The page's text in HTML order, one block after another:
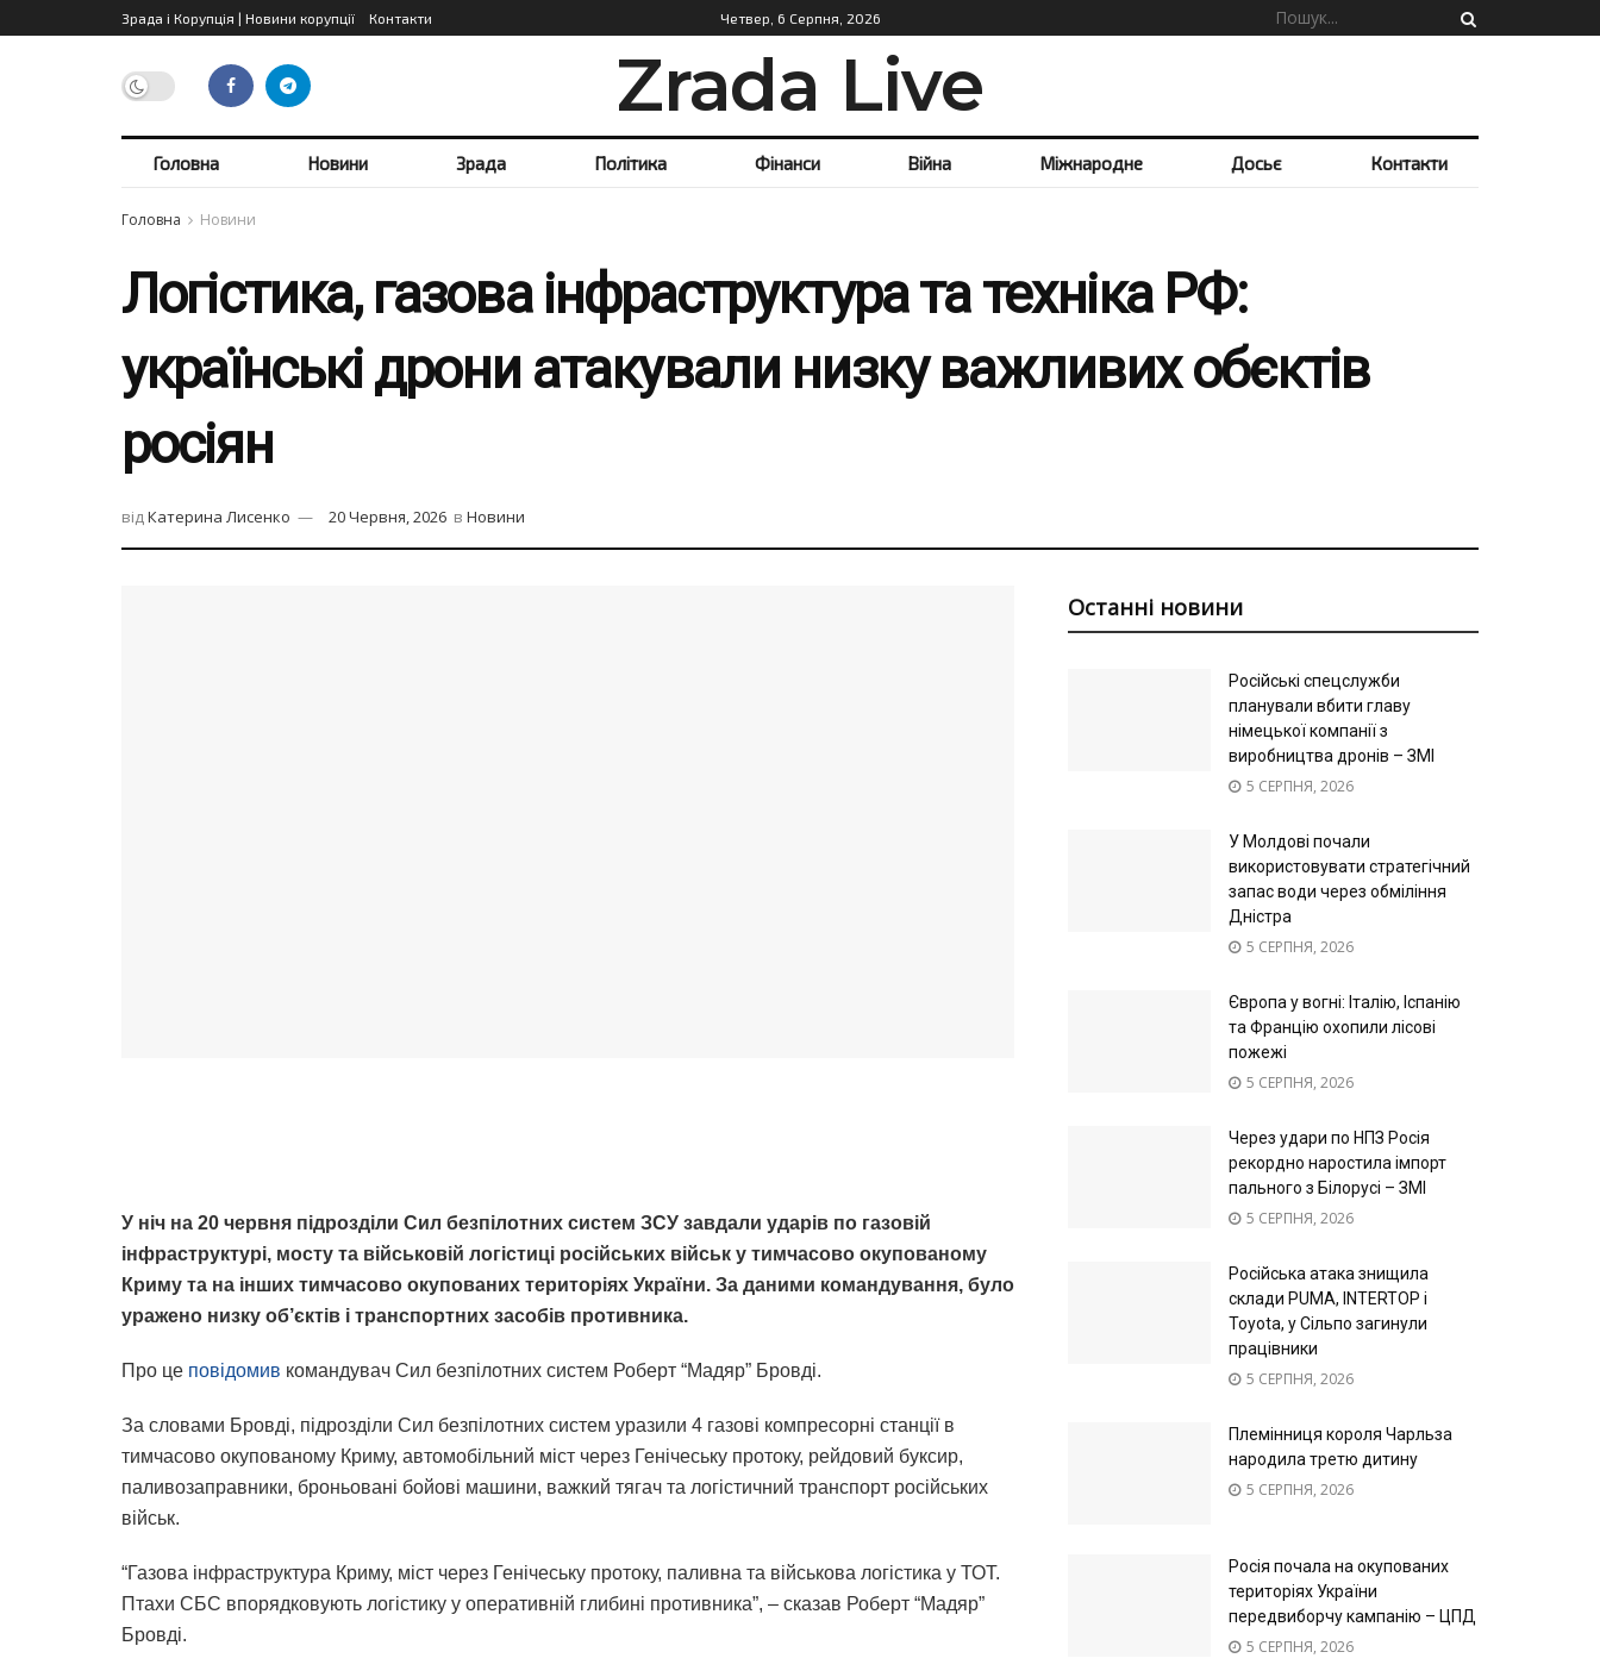
Зрада і Корупція | Новини корупції Контакти Четвер, 6 Серпня, 2026
Zrada Live
Головна Новини Зрада Політика Фінанси Війна Міжнародне Досьє Контакти
Головна Новини
Логістика, газова інфраструктура та техніка РФ:
українські дрони атакували низку важливих обєктів
росіян
відКатерина Лисенко 20 Червня, 2026 в Новини
У ніч на 20 червня підрозділи Сил безпілотних систем ЗСУ завдали ударів по газовій
інфраструктурі, мосту та військовій логістиці російських військ у тимчасово окупованому
Криму та на інших тимчасово окупованих територіях України. За даними командування, було
уражено низку об’єктів і транспортних засобів противника.
Про це повідомив командувач Сил безпілотних систем Роберт “Мадяр” Бровді.
За словами Бровді, підрозділи Сил безпілотних систем уразили 4 газові компресорні станції в
тимчасово окупованому Криму, автомобільний міст через Генічеську протоку, рейдовий буксир,
паливозаправники, броньовані бойові машини, важкий тягач та логістичний транспорт російських
військ.
“Газова інфраструктура Криму, міст через Генічеську протоку, паливна та військова логістика у ТОТ.
Птахи СБС впорядковують логістику у оперативній глибині противника”, – сказав Роберт “Мадяр”
Бровді.
Останні новини
Російські спецслужби
планували вбити главу
німецької компанії з
виробництва дронів – ЗМІ
5 СЕРПНЯ, 2026
У Молдові почали
використовувати стратегічний
запас води через обміління
Дністра
5 СЕРПНЯ, 2026
Європа у вогні: Італію, Іспанію
та Францію охопили лісові
пожежі
5 СЕРПНЯ, 2026
Через удари по НПЗ Росія
рекордно наростила імпорт
пального з Білорусі – ЗМІ
5 СЕРПНЯ, 2026
Російська атака знищила
склади PUMA, INTERTOP і
Toyota, у Сільпо загинули
працівники
5 СЕРПНЯ, 2026
Племінниця короля Чарльза
народила третю дитину
5 СЕРПНЯ, 2026
Росія почала на окупованих
територіях України
передвиборчу кампанію – ЦПД
5 СЕРПНЯ, 2026